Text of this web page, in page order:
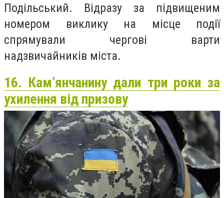
Подільський. Відразу за підвищеним
номером виклику на місце події
спрямували чергові варти
надзвичайників міста.
16. Кам’янчанину дали три роки за
ухилення від призову